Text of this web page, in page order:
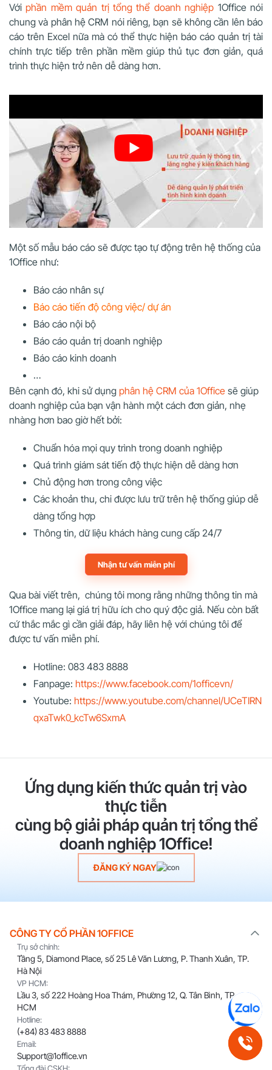
Vớiphần mềm quản trị tổng thể doanh nghiệp 1Office nói
chung và phân hệ CRM nói riêng, bạn sẽ không cần lên báo
cáo trên Excel nữa mà có thể thực hiện báo cáo quản trị tài
chính trực tiếp trên phần mềm giúp thủ tục đơn giản, quá
trình thực hiện trở nên dễ dàng hơn.
Một số mẫu báo cáo sẽ được tạo tự động trên hệ thống của
1Office như:
Báo cáo nhân sự
Báo cáo tiến độ công việc/ dự án
Báo cáo nội bộ
Báo cáo quản trị doanh nghiệp
Báo cáo kinh doanh
…
Bên cạnh đó, khi sử dụng phân hệ CRM của 1Office sẽ giúp
doanh nghiệp của bạn vận hành một cách đơn giản, nhẹ
nhàng hơn bao giờ hết bởi:
Chuẩn hóa mọi quy trình trong doanh nghiệp
Quá trình giám sát tiến độ thực hiện dễ dàng hơn
Chủ động hơn trong công việc
Các khoản thu, chi được lưu trữ trên hệ thống giúp dễ
dàng tổng hợp
Thông tin, dữ liệu khách hàng cung cấp 24/7
Nhận tư vấn miễn phí
Qua bài viết trên, chúng tôi mong rằng những thông tin mà
1Office mang lại giá trị hữu ích cho quý độc giả. Nếu còn bất
cứ thắc mắc gì cần giải đáp, hãy liên hệ với chúng tôi để
được tư vấn miễn phí.
Hotline: 083 483 8888
Fanpage: https://www.facebook.com/1officevn/
Youtube: https://www.youtube.com/channel/UCeTIRN
qxaTwk0_kcTw6SxmA
Ứng dụng kiến thức quản trị vào
thực tiễn
cùng bộ giải pháp quản trị tổng thể
doanh nghiệp 1Office!
ĐĂNG KÝ NGAY
CÔNG TY CỔ PHẦN 1OFFICE
Trụ sở chính:
Tầng 5, Diamond Place, số 25 Lê Văn Lương, P. Thanh Xuân, TP.
Hà Nội
VP HCM:
Lầu 3, số 222 Hoàng Hoa Thám, Phường 12, Q. Tân Bình, TP.
HCM
Hotline:
(+84) 83 483 8888
Email:
Support@1office.vn
Tổng đài CSKH: